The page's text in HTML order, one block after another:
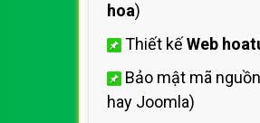
hoa)
Thiết kếWeb
Bảo mật mã nguồn
hay Joomla)